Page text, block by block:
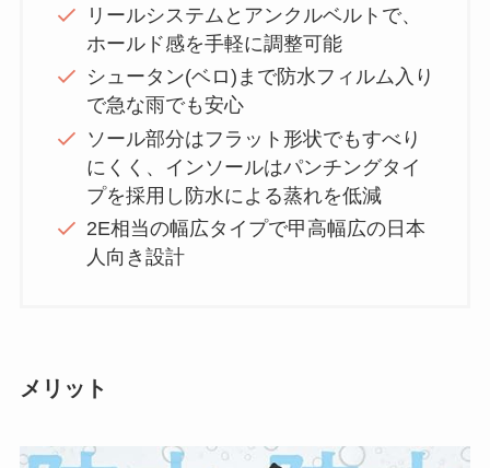
リールシステムとアンクルベルトで、
ホールド感を手軽に調整可能
シュータン(ベロ)まで防水フィルム入り
で急な雨でも安心
ソール部分はフラット形状でもすべり
にくく、インソールはパンチングタイ
プを採用し防水による蒸れを低減
2E相当の幅広タイプで甲高幅広の日本
人向き設計
メリット